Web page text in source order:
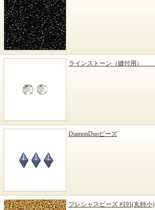
ラインストーン（縫付
DiamonDuoビーズ
プレシャスビーズ #191(丸特小)